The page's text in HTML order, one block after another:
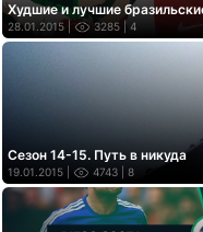
Худшие и лучшие
28.01.2015 | 3285 | 4
Сезон 14-15. Путь в никуда
19.01.2015 | 4743 | 8